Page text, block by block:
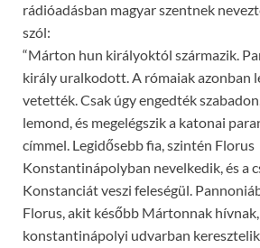
rádióadásban magyar szentnek
szól:
“Márton hun királyoktól származik.
király uralkodott. A rómaiak azonban
vetették. Csak úgy engedték
lemond, és megelégszik a katonai
címmel. Legidősebb fia, szintén Florus
Konstantinápolyban nevelkedik, és a
Konstanciát veszi feleségül.
Florus, akit később Mártonnak hívnak,
konstantinápolyi udvarban